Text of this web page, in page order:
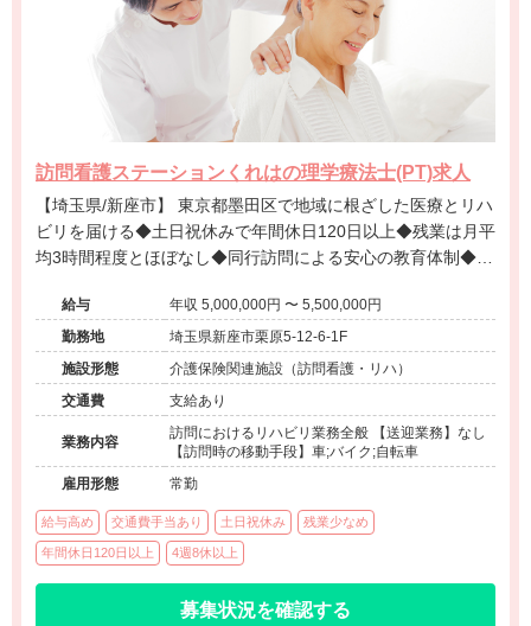
訪問看護ステーションくれはの理学療法士(PT)求人
【埼玉県/新座市】 東京都墨田区で地域に根ざした医療とリハ
ビリを届ける◆土日祝休みで年間休日120日以上◆残業は月平
均3時間程度とほぼなし◆同行訪問による安心の教育体制◆ラ
す。給与
年収 5,000,000円 〜 5,500,000円
勤務地
埼玉県新座市栗原5-12-6-1F
施設形態
介護保険関連施設（訪問看護・リハ）
交通費
支給あり
業務内容
訪問におけるリハビリ業務全般 【送迎業務】なし
【訪問時の移動手段】車;バイク;自転車
雇用形態
常勤
給与高め 交通費手当あり 土日祝休み 残業少なめ
年間休日120日以上 4週8休以上
募集状況を確認する